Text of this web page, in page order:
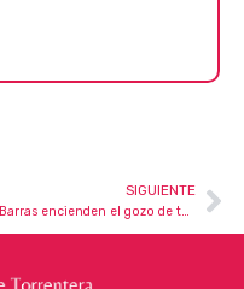
SIGUIENTE
Las Barras encienden el gozo de tu cuerpo… ¡el dinero sigue al gozo!